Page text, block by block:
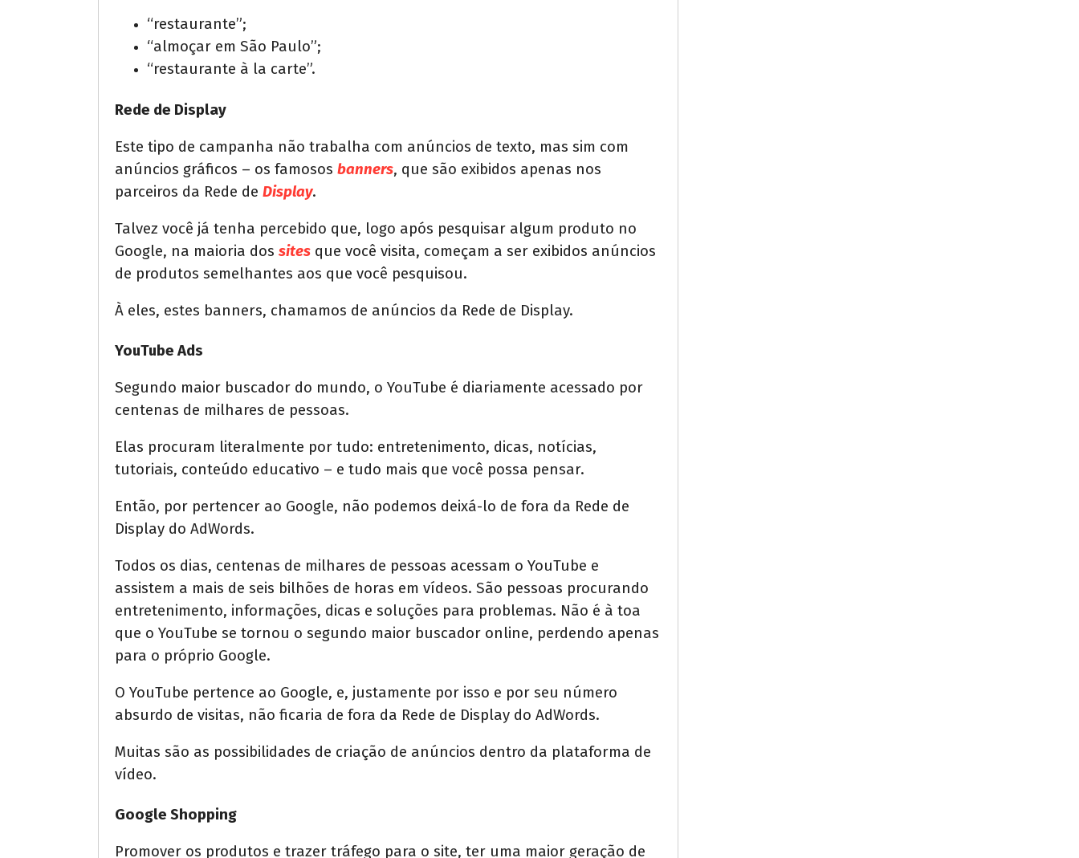
“restaurante”;
“almoçar em São Paulo”;
“restaurante à la carte”.
Rede de Display
Este tipo de campanha não trabalha com anúncios de texto, mas sim com
anúncios gráficos – os famosos banners, que são exibidos apenas nos
parceiros da Rede de Display.
Talvez você já tenha percebido que, logo após pesquisar algum produto no
Google, na maioria dos sites que você visita, começam a ser exibidos anúncios
de produtos semelhantes aos que você pesquisou.
À eles, estes banners, chamamos de anúncios da Rede de Display.
YouTube Ads
Segundo maior buscador do mundo, o YouTube é diariamente acessado por
centenas de milhares de pessoas.
Elas procuram literalmente por tudo: entretenimento, dicas, notícias,
tutoriais, conteúdo educativo – e tudo mais que você possa pensar.
Então, por pertencer ao Google, não podemos deixá-lo de fora da Rede de
Display do AdWords.
Todos os dias, centenas de milhares de pessoas acessam o YouTube e
assistem a mais de seis bilhões de horas em vídeos. São pessoas procurando
entretenimento, informações, dicas e soluções para problemas. Não é à toa
que o YouTube se tornou o segundo maior buscador online, perdendo apenas
para o próprio Google.
O YouTube pertence ao Google, e, justamente por isso e por seu número
absurdo de visitas, não ficaria de fora da Rede de Display do AdWords.
Muitas são as possibilidades de criação de anúncios dentro da plataforma de
vídeo.
Google Shopping
Promover os produtos e trazer tráfego para o site, ter uma maior geração de